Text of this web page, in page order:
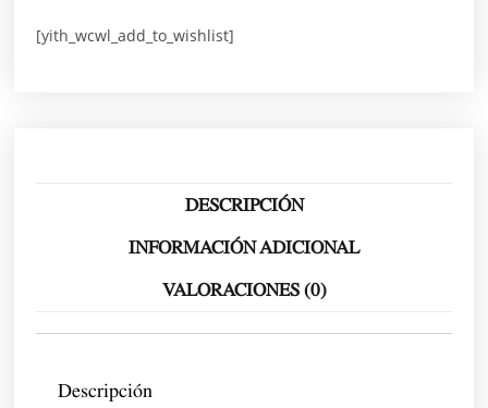
[yith_wcwl_add_to_wishlist]
DESCRIPCIÓN
INFORMACIÓN ADICIONAL
VALORACIONES (0)
Descripción